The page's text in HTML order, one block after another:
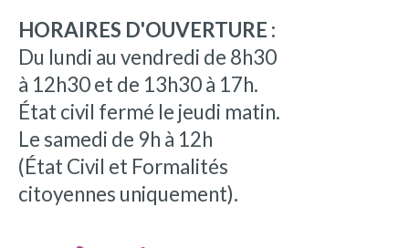
HORAIRES D'OUVERTURE :
Du lundi au vendredi de 8h30
à 12h30 et de 13h30 à 17h.
État civil fermé le jeudi matin.
Le samedi de 9h à 12h
(État Civil et Formalités
citoyennes uniquement).